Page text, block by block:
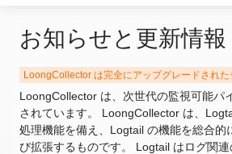
お知らせと更新情報
LoongCollector は完全にアップグレードされた
LoongCollector は、次世代の監視可能パ
されています。 LoongCollector は、
処理機能を備え、Logtail の機能を総合的
び拡張するものです。 Logtail はログ関